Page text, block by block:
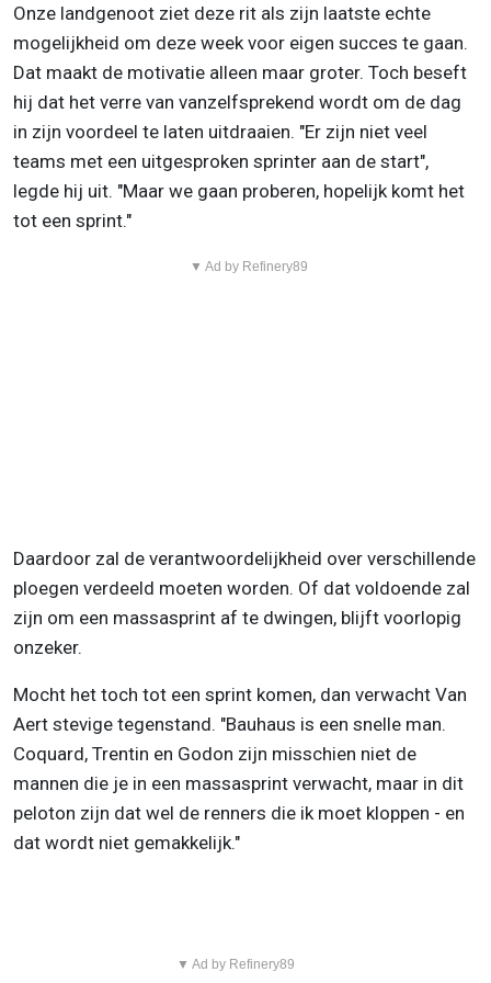
Onze landgenoot ziet deze rit als zijn laatste echte
mogelijkheid om deze week voor eigen succes te gaan.
Dat maakt de motivatie alleen maar groter. Toch beseft
hij dat het verre van vanzelfsprekend wordt om de dag
in zijn voordeel te laten uitdraaien. "Er zijn niet veel
teams met een uitgesproken sprinter aan de start",
legde hij uit. "Maar we gaan proberen, hopelijk komt het
tot een sprint."
▼ Ad by Refinery89
Daardoor zal de verantwoordelijkheid over verschillende
ploegen verdeeld moeten worden. Of dat voldoende zal
zijn om een massasprint af te dwingen, blijft voorlopig
onzeker.
Mocht het toch tot een sprint komen, dan verwacht Van
Aert stevige tegenstand. "Bauhaus is een snelle man.
Coquard, Trentin en Godon zijn misschien niet de
mannen die je in een massasprint verwacht, maar in dit
peloton zijn dat wel de renners die ik moet kloppen - en
dat wordt niet gemakkelijk."
▼ Ad by Refinery89